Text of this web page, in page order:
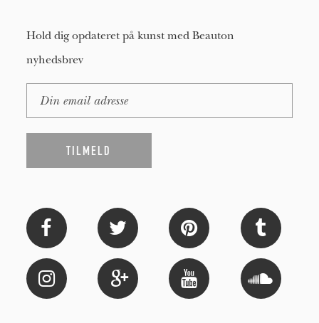
Hold dig opdateret på kunst med Beauton
nyhedsbrev